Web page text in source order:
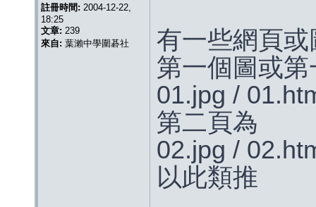
註冊時間: 2004-12-22,
18:25
文章: 239
來自: 葉瀨中學圍碁社
有一些網頁
第一個圖或
01.jpg /
第二頁為
02.jpg /
以此類推